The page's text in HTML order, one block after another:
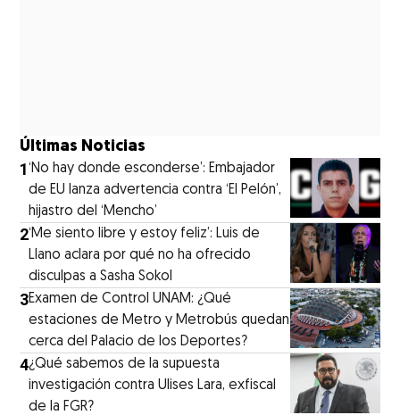
Últimas Noticias
1‘No hay donde esconderse’: Embajador
de EU lanza advertencia contra ‘El Pelón’,
hijastro del ‘Mencho’
2‘Me siento libre y estoy feliz’: Luis de
Llano aclara por qué no ha ofrecido
disculpas a Sasha Sokol
3Examen de Control UNAM: ¿Qué
estaciones de Metro y Metrobús quedan
cerca del Palacio de los Deportes?
4¿Qué sabemos de la supuesta
investigación contra Ulises Lara, exfiscal
de la FGR?